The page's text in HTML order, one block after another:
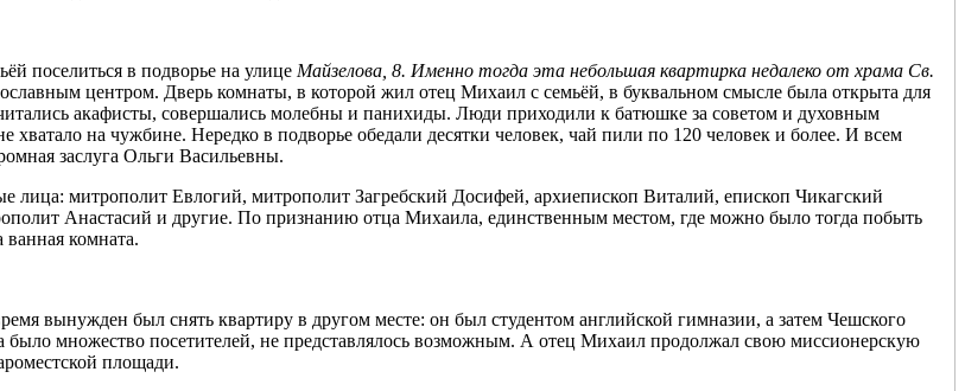
поселиться в подворье на улице Майзелова, 8. Именно тогда эта небольшая квартирка недалеко от храма Св.
центром. Дверь комнаты, в которой жил отец Михаил с семьёй, в буквальном смысле была открыта для
акафисты, совершались молебны и панихиды. Люди приходили к батюшке за советом и духовным
на чужбине. Нередко в подворье обедали десятки человек, чай пили по 120 человек и более. И всем
заслуга Ольги Васильевны.
лица: митрополит Евлогий, митрополит Загребский Досифей, архиепископ Виталий, епископ Чикагский
Анастасий и другие. По признанию отца Михаила, единственным местом, где можно было тогда побыть
комната.
вынужден был снять квартиру в другом месте: он был студентом английской гимназии, а затем Чешского
было множество посетителей, не представлялось возможным. А отец Михаил продолжал свою миссионерскую
площади.